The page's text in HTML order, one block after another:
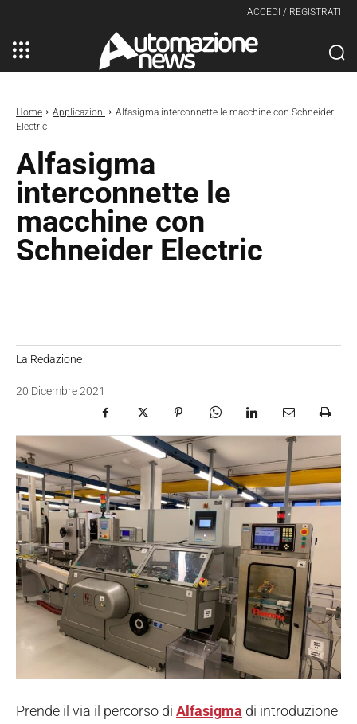
ACCEDI / REGISTRATI
Home Applicazioni
Alfasigma interconnette le macchine con Schneider
Electric
Alfasigma
interconnette le
macchine con
Schneider Electric
La Redazione
20 Dicembre 2021
Prende il via il percorso di Alfasigma di introduzione